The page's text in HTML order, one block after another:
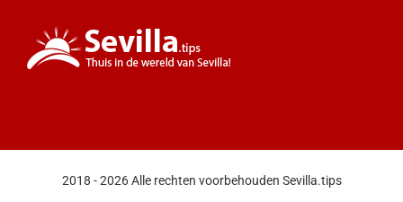
2018 - 2026 Alle rechten voorbehouden Sevilla.tips